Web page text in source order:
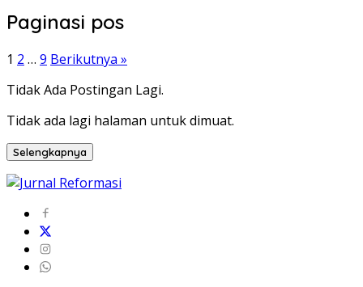
Paginasi pos
1 2 … 9 Berikutnya »
Tidak Ada Postingan Lagi.
Tidak ada lagi halaman untuk dimuat.
Selengkapnya